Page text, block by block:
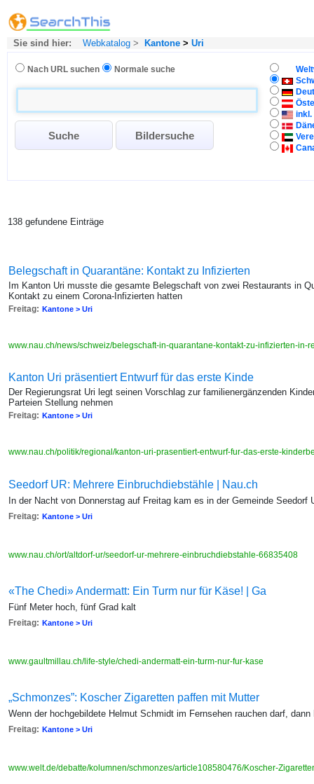
Sie sind hier: Webkatalog > Kantone > Uri
Nach URL suchen Normale suche
inkl.
138 gefundene Einträge
Belegschaft in Quarantäne: Kontakt zu Infizierten
Im Kanton Uri musste die gesamte Belegschaft von zwei Restaurants in
Kontakt zu einem Corona-Infizierten hatten
Freitag: Kantone > Uri
www.nau.ch/news/schweiz/belegschaft-in-quarantane-kontakt-zu-infizierten-in-
Kanton Uri präsentiert Entwurf für das erste Kinde
Der Regierungsrat Uri legt seinen Vorschlag zur familienergänzenden
Parteien Stellung nehmen
Freitag: Kantone > Uri
www.nau.ch/politik/regional/kanton-uri-prasentiert-entwurf-fur-das-erste-
Seedorf UR: Mehrere Einbruchdiebstähle | Nau.ch
In der Nacht von Donnerstag auf Freitag kam es in der Gemeinde Seedorf
Freitag: Kantone > Uri
www.nau.ch/ort/altdorf-ur/seedorf-ur-mehrere-einbruchdiebstahle-66835408
«The Chedi» Andermatt: Ein Turm nur für Käse! | Ga
Fünf Meter hoch, fünf Grad kalt
Freitag: Kantone > Uri
www.gaultmillau.ch/life-style/chedi-andermatt-ein-turm-nur-fur-kase
„Schmonzes”: Koscher Zigaretten paffen mit Mutter
Wenn der hochgebildete Helmut Schmidt im Fernsehen rauchen darf,
Freitag: Kantone > Uri
www.welt.de/debatte/kolumnen/schmonzes/article108580476/Koscher-